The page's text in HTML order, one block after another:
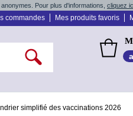
Pour plus d'informations, cliquez
commandes Mes produits favoris
simplifié des vaccinations 2026